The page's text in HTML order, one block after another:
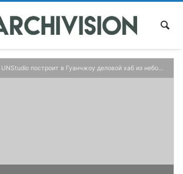
UNStudio построит в Гуанчжоу деловой хаб из небоскребов